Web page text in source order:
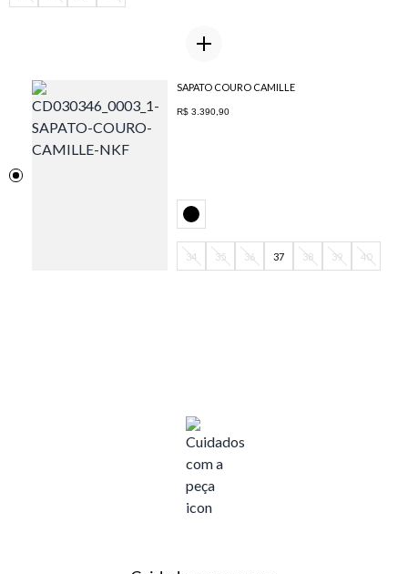
SAPATO COURO CAMILLE
R$ 3.390,90
34 35 36 37 38 39 40